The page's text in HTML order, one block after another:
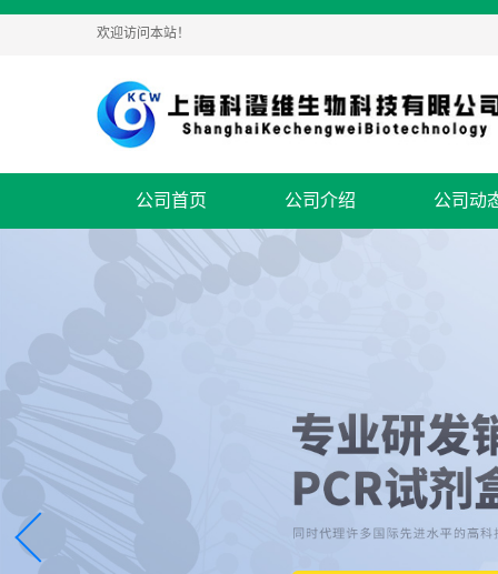
欢迎访问本站！
公司首页 公司介绍 公司动